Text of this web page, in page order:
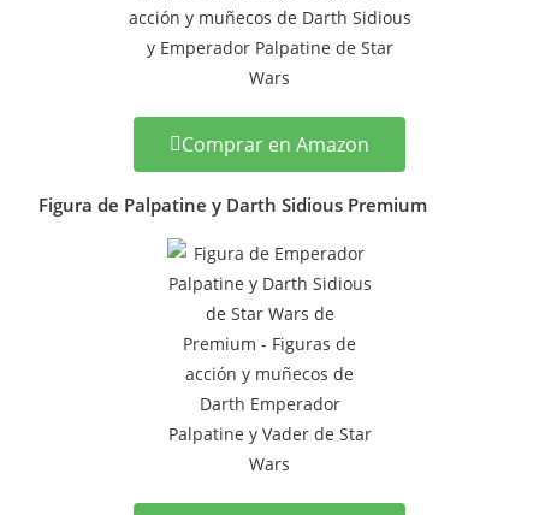
Comprar en Amazon
Figura de Palpatine y Darth Sidious Premium